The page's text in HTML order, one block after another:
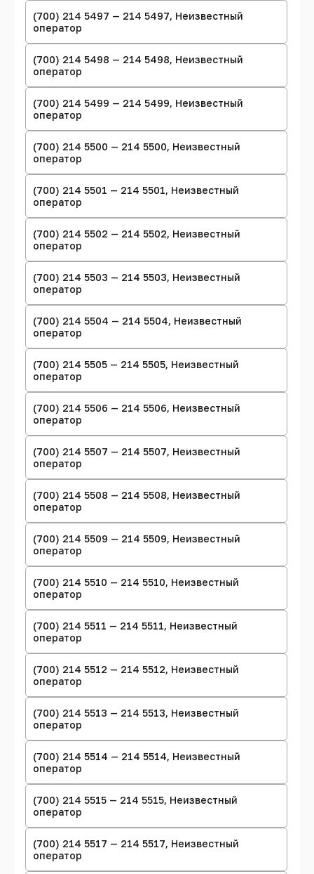
(700) 214 5497 — 214 5497, Неизвестный
оператор
(700) 214 5498 — 214 5498, Неизвестный
оператор
(700) 214 5499 — 214 5499, Неизвестный
оператор
(700) 214 5500 — 214 5500, Неизвестный
оператор
(700) 214 5501 — 214 5501, Неизвестный
оператор
(700) 214 5502 — 214 5502, Неизвестный
оператор
(700) 214 5503 — 214 5503, Неизвестный
оператор
(700) 214 5504 — 214 5504, Неизвестный
оператор
(700) 214 5505 — 214 5505, Неизвестный
оператор
(700) 214 5506 — 214 5506, Неизвестный
оператор
(700) 214 5507 — 214 5507, Неизвестный
оператор
(700) 214 5508 — 214 5508, Неизвестный
оператор
(700) 214 5509 — 214 5509, Неизвестный
оператор
(700) 214 5510 — 214 5510, Неизвестный
оператор
(700) 214 5511 — 214 5511, Неизвестный
оператор
(700) 214 5512 — 214 5512, Неизвестный
оператор
(700) 214 5513 — 214 5513, Неизвестный
оператор
(700) 214 5514 — 214 5514, Неизвестный
оператор
(700) 214 5515 — 214 5515, Неизвестный
оператор
(700) 214 5517 — 214 5517, Неизвестный
оператор